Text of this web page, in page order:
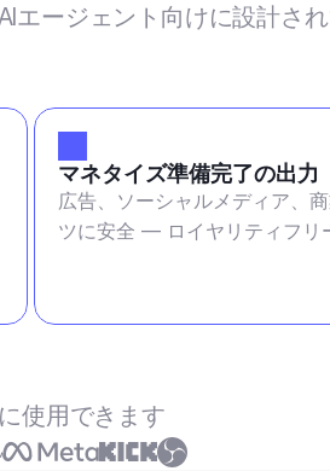
エージェント向けに設計さ
マネタイズ準備完了の出力
広告、ソーシャルメディア、
ツに安全 — ロイヤリティフリ
使用できます